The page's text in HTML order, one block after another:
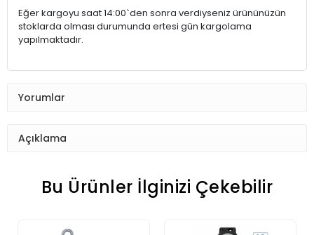
Eğer kargoyu saat 14:00`den sonra verdiyseniz ürününüzün
stoklarda olması durumunda ertesi gün kargolama
yapılmaktadır.
Yorumlar
Açıklama
Bu Ürünler İlginizi Çekebilir